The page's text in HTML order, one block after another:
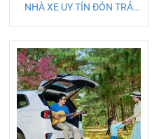
NHÀ XE UY TÍN ĐÓN TRẢ